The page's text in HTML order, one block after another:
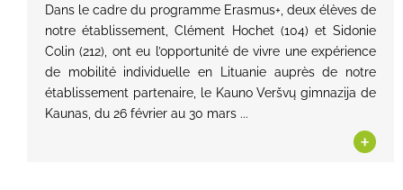
Dans le cadre du programme Erasmus+, deux élèves de
notre établissement, Clément Hochet (104) et Sidonie
Colin (212), ont eu l’opportunité de vivre une expérience
de mobilité individuelle en Lituanie auprès de notre
établissement partenaire, le Kauno Veršvų gimnazija de
Kaunas, du 26 février au 30 mars ...
+